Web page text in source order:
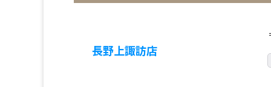
長野上諏訪店